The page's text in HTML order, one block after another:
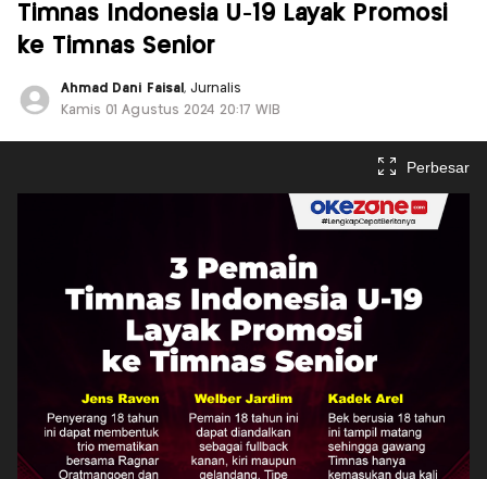
Timnas Indonesia U-19 Layak Promosi
ke Timnas Senior
Ahmad Dani Faisal , Jurnalis
Kamis 01 Agustus 2024 20:17 WIB
Perbesar